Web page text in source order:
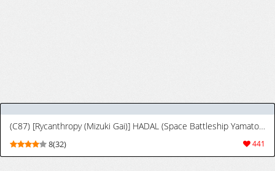
(C87) [Rycanthropy (Mizuki Gai)] HADAL (Space Battleship Yamato 2199) [Chinese] [黑夜汉化组]
441
8(32)